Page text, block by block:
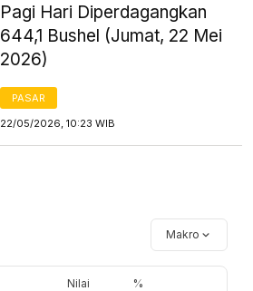
Pagi Hari Diperdagangkan
644,1 Bushel (Jumat, 22 Mei
2026)
PASAR
22/05/2026, 10:23 WIB
Makro
Nilai %